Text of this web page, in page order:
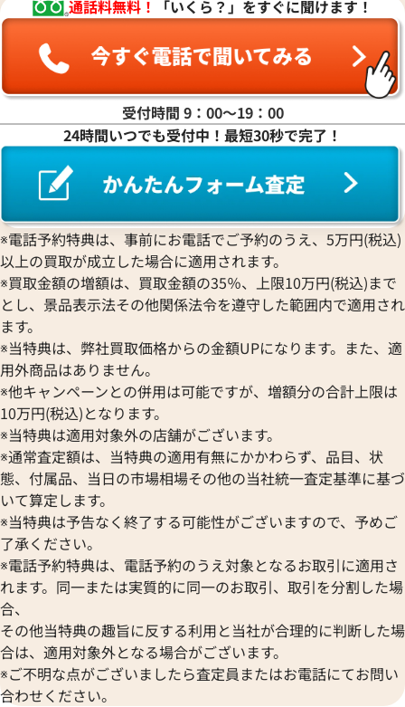
通話料無料！ 「いくら？」をすぐに聞けます！
受付時間 9：00〜19：00
24時間いつでも受付中！最短30秒で完了！
※電話予約特典は、事前にお電話でご予約のうえ、5万円(税込)
以上の買取が成立した場合に適用されます。
※買取金額の増額は、買取金額の35％、上限10万円(税込)まで
とし、景品表示法その他関係法令を遵守した範囲内で適用され
ます。
※当特典は、弊社買取価格からの金額UPになります。また、適
用外商品はありません。
※他キャンペーンとの併用は可能ですが、増額分の合計上限は
10万円(税込)となります。
※当特典は適用対象外の店舗がございます。
※通常査定額は、当特典の適用有無にかかわらず、品目、状
態、付属品、当日の市場相場その他の当社統一査定基準に基づ
いて算定します。
※当特典は予告なく終了する可能性がございますので、予めご
了承ください。
※電話予約特典は、電話予約のうえ対象となるお取引に適用さ
れます。同一または実質的に同一のお取引、取引を分割した場
合、
その他当特典の趣旨に反する利用と当社が合理的に判断した場
合は、適用対象外となる場合がございます。
※ご不明な点がございましたら査定員またはお電話にてお問い
合わせください。